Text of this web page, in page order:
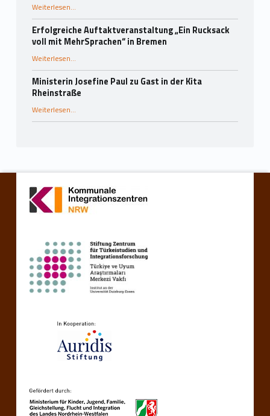
Weiterlesen“25 Jahre Rucksack-Programm in Essen: Fachaustausch und Dank an die Elternbegleiter*innen”
…
Erfolgreiche Auftaktveranstaltung „Ein Rucksack
voll mit MehrSprachen“ in Bremen
Weiterlesen“Erfolgreiche Auftaktveranstaltung „Ein Rucksack voll mit MehrSprachen“ in Bremen”
…
Ministerin Josefine Paul zu Gast in der Kita
Rheinstraße
Weiterlesen“Ministerin Josefine Paul zu Gast in der Kita Rheinstraße”
…